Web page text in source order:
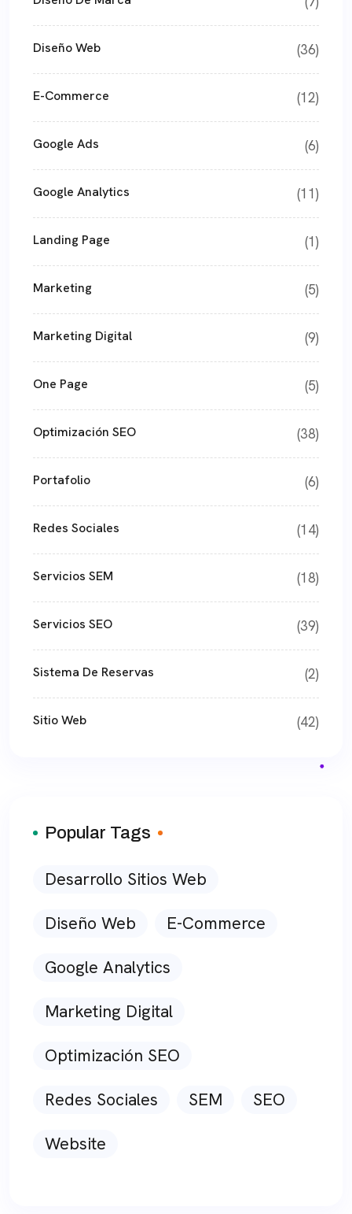
Diseño Web (36)
E-Commerce (12)
Google Ads (6)
Google Analytics (11)
Landing Page (1)
Marketing (5)
Marketing Digital (9)
One Page (5)
Optimización SEO (38)
Portafolio (6)
Redes Sociales (14)
Servicios SEM (18)
Servicios SEO (39)
Sistema De Reservas (2)
Sitio Web (42)
Popular Tags
Desarrollo Sitios Web
Diseño Web E-Commerce
Google Analytics
Marketing Digital
Optimización SEO
Redes Sociales SEM SEO
Website